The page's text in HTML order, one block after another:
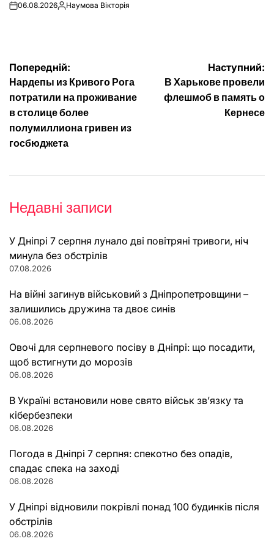
on06.08.2026Опубліковано
Наумова Вікторія
Навігація
записів
Попередній:
Нардепы из Кривого Рога
потратили на проживание
в столице более
полумиллиона гривен из
госбюджета
Наступний:
В Харькове провели
флешмоб в память о
Кернесе
Недавні записи
У Дніпрі 7 серпня лунало дві повітряні тривоги, ніч
минула без обстрілів
07.08.2026
На війні загинув військовий з Дніпропетровщини –
залишились дружина та двоє синів
06.08.2026
Овочі для серпневого посіву в Дніпрі: що посадити,
щоб встигнути до морозів
06.08.2026
В Україні встановили нове свято військ зв’язку та
кібербезпеки
06.08.2026
Погода в Дніпрі 7 серпня: спекотно без опадів,
спадає спека на заході
06.08.2026
У Дніпрі відновили покрівлі понад 100 будинків після
обстрілів
06.08.2026